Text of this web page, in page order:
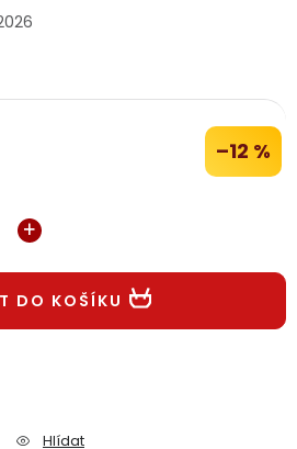
(B2B)
Kontakt
Odstoupení ve lhůtě 14 dní
Reklamační řád
–12 %
DO KOŠÍKU
Hlídat